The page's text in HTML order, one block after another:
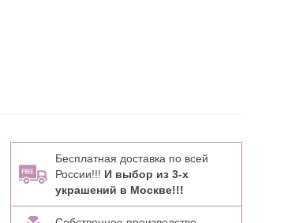
Бесплатная доставка по всей
России!!! И выбор из 3-х
украшений в Москве!!!